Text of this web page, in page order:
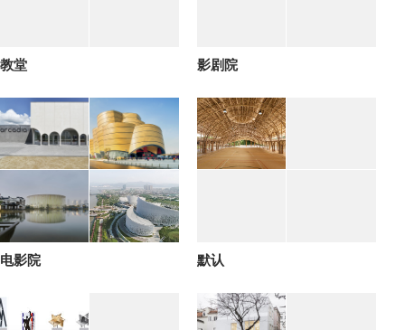
教堂 影剧院
电影院 默认